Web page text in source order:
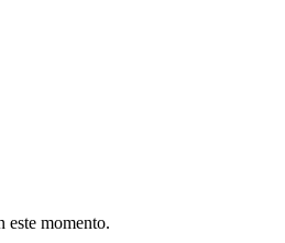
este momento.